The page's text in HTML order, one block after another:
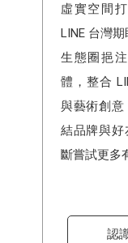
虛實空間
LINE 台灣
生態圈挹
體，整合
與藝術創意
結品牌與好
斷嘗試更多
認